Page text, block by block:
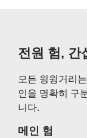
전원 험, 간
모든 윙윙거리
인을 명확히 구
니다.
메인 험